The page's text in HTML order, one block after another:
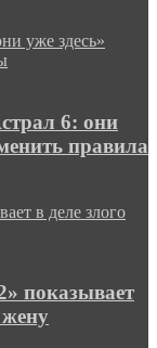
уже здесь»
6: они
правила
в деле злого
показывает
жену